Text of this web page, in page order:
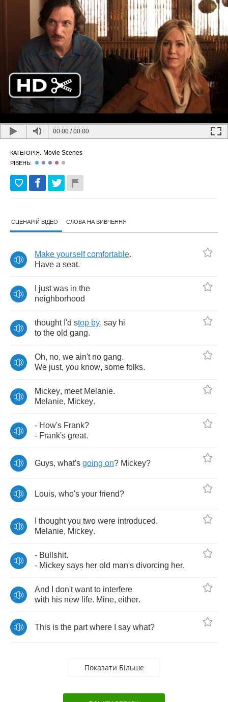
00:00 /00:00
КАТЕГОРІЯ: Movie Scenes
РІВЕНЬ:
СЦЕНАРІЙ ВІДЕО СЛОВА НА ВИВЧЕННЯ
Make yourself comfortable.
Have a seat.
just was in the
neighborhood
thought I'd stop by, say hi
to the old gang.
Oh, no, we ain't no gang.
We just, you know, some folks.
Mickey, meet Melanie.
Melanie, Mickey.
- How's Frank?
- Frank's great.
Guys, what's going on? Mickey?
Louis, who's your friend?
thought you two were introduced.
Melanie, Mickey.
- Bullshit.
- Mickey says her old man's divorcing her.
And don't want to interfere
with his new life. Mine, either.
This is the part where say what?
Показати Більше